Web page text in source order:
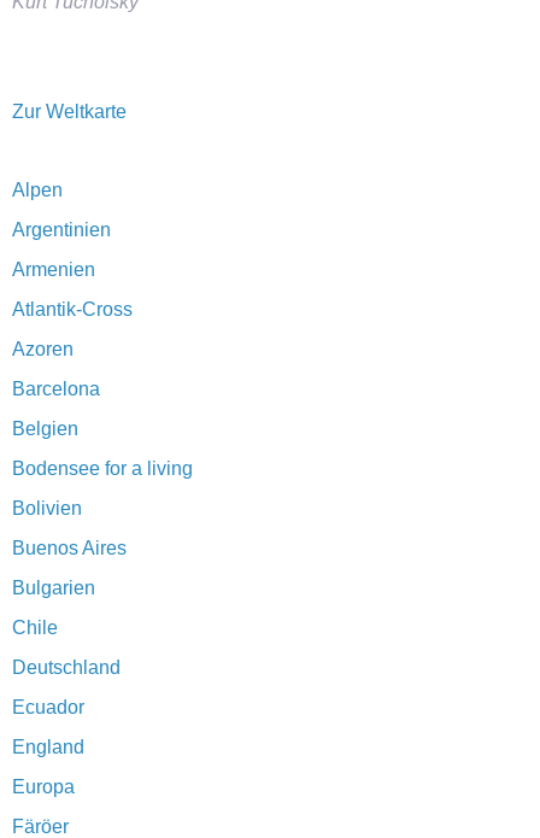
Zur Weltkarte
Alpen
Argentinien
Armenien
Atlantik-Cross
Azoren
Barcelona
Belgien
Bodensee for a living
Bolivien
Buenos Aires
Bulgarien
Chile
Deutschland
Ecuador
England
Europa
Färöer